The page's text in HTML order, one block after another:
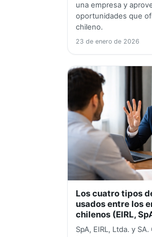
una empresa y
oportunidades que
chileno.
23 de enero de 2026
Los cuatro tipos
usados entre los
chilenos (EIRL,
SpA, EIRL, Ltda. y